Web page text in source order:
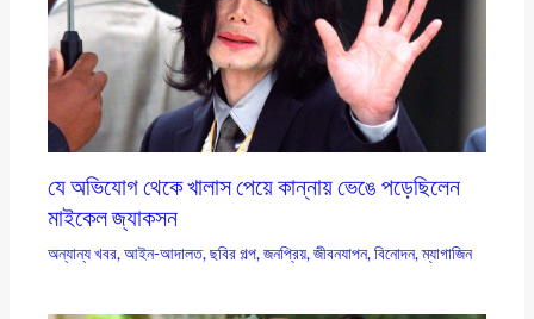
যে অভিযোগ থেকে খালাস পেয়ে কান্নায় ভেঙে পড়েছিলেন
মাইকেল জ্যাকসন
অন্যান্য খবর,আইন-আদালত,ছবির গল্প,জনপ্রিয়,জীবনযাপন,বিনোদন,ম্যাগাজিন